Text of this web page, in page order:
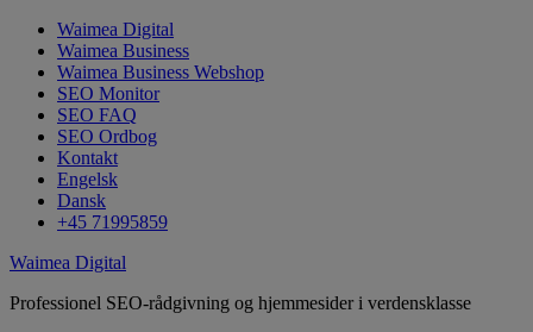
Waimea Digital
Waimea Business
Waimea Business Webshop
SEO Monitor
SEO FAQ
SEO Ordbog
Kontakt
Engelsk
Dansk
+45 71995859
Waimea Digital
Professionel SEO-rådgivning og hjemmesider i verdensklasse